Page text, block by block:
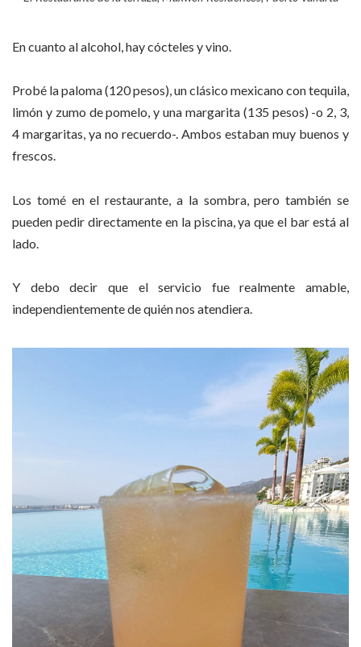
En cuanto al alcohol, hay cócteles y vino.
Probé la paloma (120 pesos), un clásico mexicano con tequila,
limón y zumo de pomelo, y una margarita (135 pesos) -o 2, 3,
4 margaritas, ya no recuerdo-. Ambos estaban muy buenos y
frescos.
Los tomé en el restaurante, a la sombra, pero también se
pueden pedir directamente en la piscina, ya que el bar está al
lado.
Y debo decir que el servicio fue realmente amable,
independientemente de quién nos atendiera.